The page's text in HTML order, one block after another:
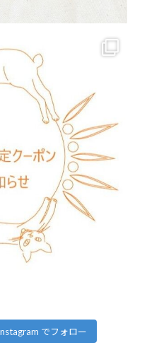
でフォロー